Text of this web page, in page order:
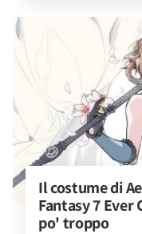
Il costume di
Fantasy 7 Ever
po' troppo